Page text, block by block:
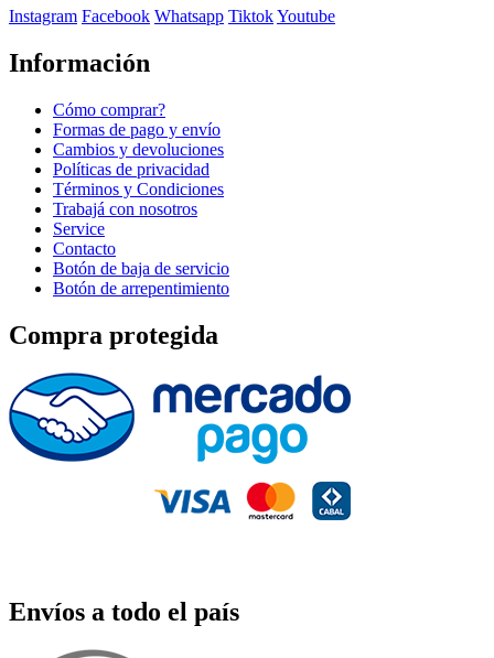
Instagram Facebook Whatsapp TiktokYoutube
Información
Cómo comprar?
Formas de pago y envío
Cambios y devoluciones
Políticas de privacidad
Términos y Condiciones
Trabajá con nosotros
Service
Contacto
Botón de baja de servicio
Botón de arrepentimiento
Compra protegida
Envíos a todo el país